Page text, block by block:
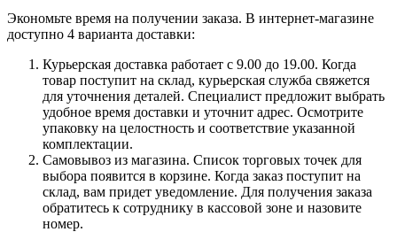
Экономьте время на получении заказа. В интернет-магазине
доступно 4 варианта доставки:
Курьерская доставка работает с 9.00 до 19.00. Когда
товар поступит на склад, курьерская служба свяжется
для уточнения деталей. Специалист предложит выбрать
удобное время доставки и уточнит адрес. Осмотрите
упаковку на целостность и соответствие указанной
комплектации.
Самовывоз из магазина. Список торговых точек для
выбора появится в корзине. Когда заказ поступит на
склад, вам придет уведомление. Для получения заказа
обратитесь к сотруднику в кассовой зоне и назовите
номер.